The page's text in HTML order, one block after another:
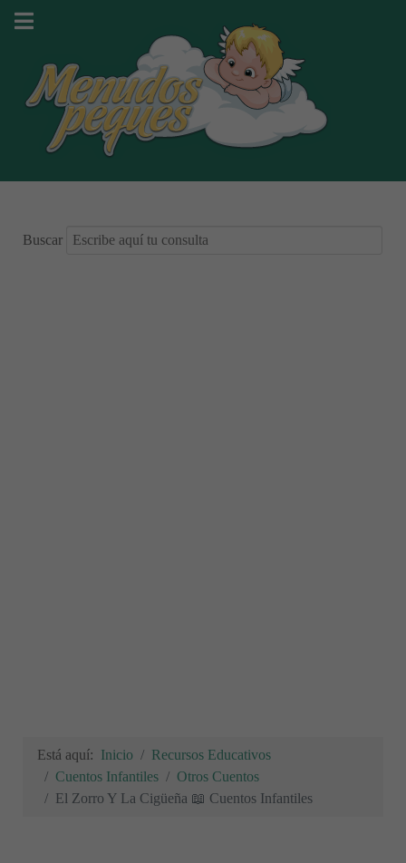
Buscar
Está aquí: Inicio
Recursos Educativos
Cuentos Infantiles
Otros Cuentos
El Zorro Y La Cigüeña 📖 Cuentos Infantiles